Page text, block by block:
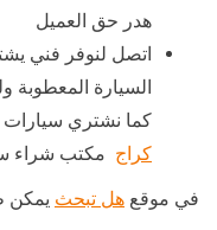
هدر حق العميل
اتصل لنوفر فني
السيارة المعطوبة
كما نشتري
كراج مكتب شراء
في موقع هل تبحث يمكن